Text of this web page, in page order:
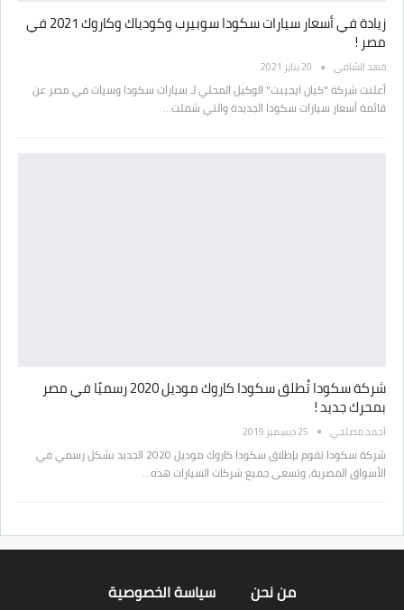
زيادة في أسعار سيارات سكودا سوبيرب وكودياك وكاروك 2021 في
مصر !
فهد الشامي 20 يناير 2021
أعلنت شركة "كيان ايجيبت" الوكيل المحلي لـ سيارات سكودا وسيات في مصر عن
قائمة أسعار سيارات سكودا الجديدة والتي شملت…
شركة سكودا تُطلق سكودا كاروك موديل 2020 رسميًا في مصر
بمحرك جديد !
أحمد مصلحي 25 ديسمبر 2019
شركة سكودا تقوم بإطلاق سكودا كاروك موديل 2020 الجديد بشكل رسمي في
الأسواق المصرية، وتسعى جميع شركات السيارات هذه…
من نحن سياسة الخصوصية